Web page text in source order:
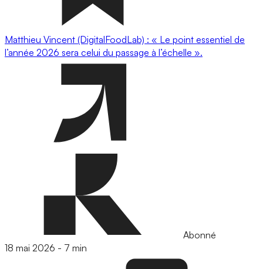
Matthieu Vincent (DigitalFoodLab) : « Le point essentiel de
l’année 2026 sera celui du passage à l’échelle ».
Abonné
18 mai 2026 - 7 min